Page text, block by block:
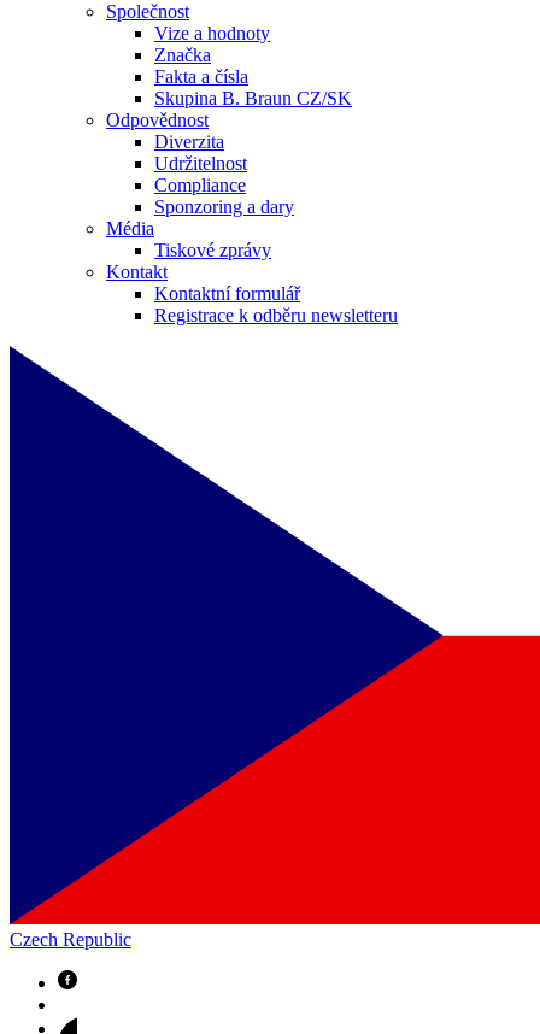
Společnost
Vize a hodnoty
Značka
Fakta a čísla
Skupina B. Braun CZ/SK
Odpovědnost
Diverzita
Udržitelnost
Compliance
Sponzoring a dary
Média
Tiskové zprávy
Kontakt
Kontaktní formulář
Registrace k odběru newsletteru
Czech Republic